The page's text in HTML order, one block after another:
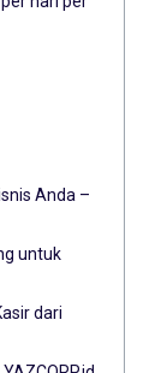
Anda –
untuk
dari